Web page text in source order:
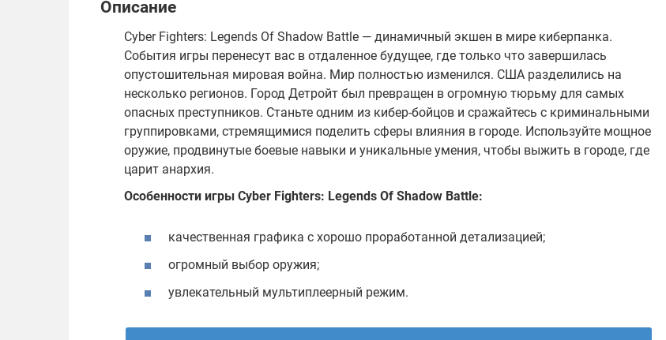
Описание
Cyber Fighters: Legends Of Shadow Battle — динамичный экшен в мире киберпанка.
События игры перенесут вас в отдаленное будущее, где только что завершилась
опустошительная мировая война. Мир полностью изменился. США разделились на
несколько регионов. Город Детройт был превращен в огромную тюрьму для самых
опасных преступников. Станьте одним из кибер-бойцов и сражайтесь с криминальными
группировками, стремящимися поделить сферы влияния в городе. Используйте мощное
оружие, продвинутые боевые навыки и уникальные умения, чтобы выжить в городе, где
царит анархия.
Особенности игры Cyber Fighters: Legends Of Shadow Battle:
качественная графика с хорошо проработанной детализацией;
огромный выбор оружия;
увлекательный мультиплеерный режим.